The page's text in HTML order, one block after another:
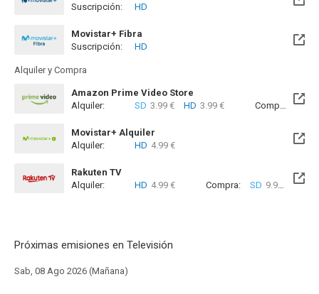
Disponible hasta el Sab, 23 Oct 2027 (Queda 1 año)
Suscripción: HD
Movistar+ Fibra
Disponible hasta el Sab, 23 Oct 2027 (Queda 1 año)
Suscripción: HD
Alquiler y Compra
Amazon Prime Video Store
Alquiler:
SD 3.99 € HD 3.99 € Compra: SD
Movistar+ Alquiler
Disponible hasta el Sab, 23 Ene 2027 (Quedan 5 meses)
Alquiler: HD 4.99 €
Rakuten TV
Alquiler:
HD 4.99 € Compra: SD 9.99 € HD
Próximas emisiones en Televisión
Sab, 08 Ago 2026 (Mañana)